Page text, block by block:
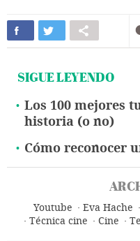
SIGUE LEYENDO
Los 100 mejores
historia (o no)
Cómo reconocer
Youtube Eva Hache
Técnica cine
Cine